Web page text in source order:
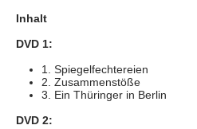
Inhalt
DVD 1:
1. Spiegelfechtereien
2. Zusammenstöße
3. Ein Thüringer in Berlin
DVD 2: